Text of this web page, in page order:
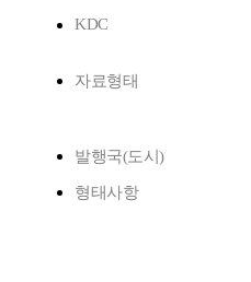
KDC
자료형태
발행국(도시)
형태사항